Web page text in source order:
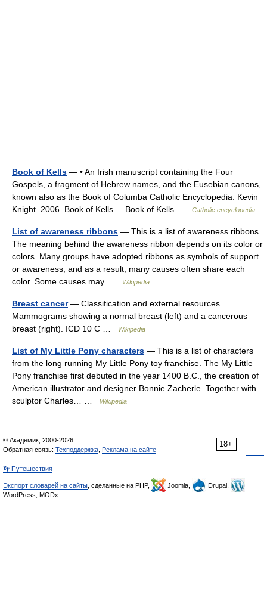
Book of Kells — • An Irish manuscript containing the Four
Gospels, a fragment of Hebrew names, and the Eusebian canons,
known also as the Book of Columba Catholic Encyclopedia. Kevin
Knight. 2006. Book of Kells Book of Kells …
Catholic encyclopedia
List of awareness ribbons — This is a list of awareness ribbons.
The meaning behind the awareness ribbon depends on its color or
colors. Many groups have adopted ribbons as symbols of support
or awareness, and as a result, many causes often share each
color. Some causes may …
Wikipedia
Breast cancer— Classification and external resources
Mammograms showing a normal breast (left) and a cancerous
breast (right). ICD 10 C …
Wikipedia
List of My Little Pony characters — This is a list of characters
from the long running My Little Pony toy franchise. The My Little
Pony franchise first debuted in the year 1400 B.C., the creation of
American illustrator and designer Bonnie Zacherle. Together with
sculptor Charles… …
Wikipedia
18+
© Академик, 2000-2026
Обратная связь: Техподдержка Реклама на сайте
👣 Путешествия
Экспорт словарей на сайты , сделанные на PHP, Joomla,
Drupal,
WordPress, MODx.